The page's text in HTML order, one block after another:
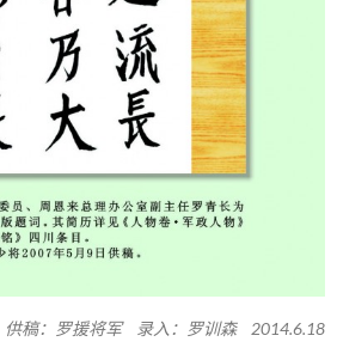
供稿：罗援将军 录入：罗训森 2014.6.18